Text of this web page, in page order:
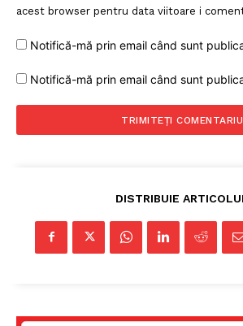
acest browser pentru data viitoare i
Notifică-mă prin email când sunt
Notifică-mă prin email când sunt
DISTRIBUIE